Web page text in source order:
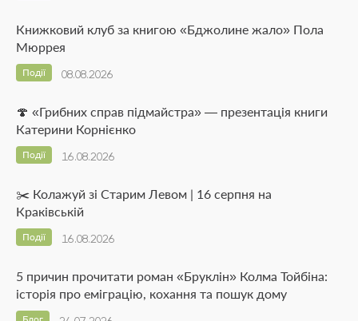
Книжковий клуб за книгою «Бджолине жало» Пола
Мюррея
08.08.2026
Події
🍄 «Грибних справ підмайстра» — презентація книги
Катерини Корнієнко
16.08.2026
Події
✂️ Колажуй зі Старим Левом | 16 серпня на
Краківській
16.08.2026
Події
5 причин прочитати роман «Бруклін» Колма Тойбіна:
історія про еміграцію, кохання та пошук дому